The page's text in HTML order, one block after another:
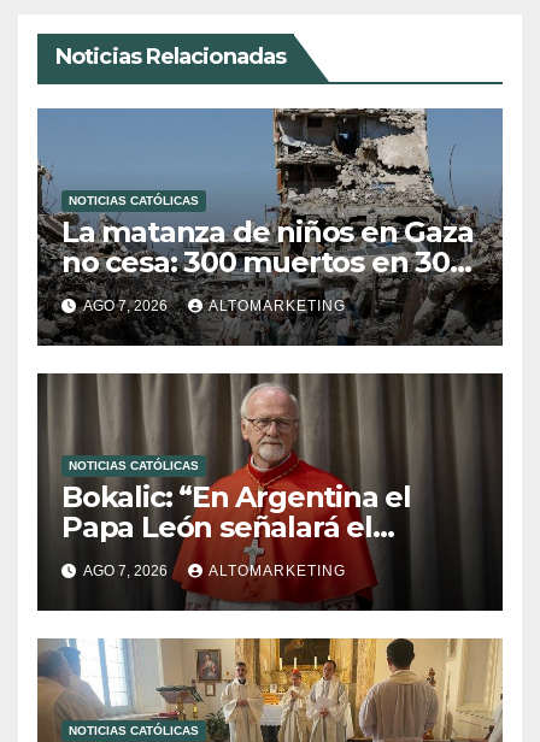
Noticias Relacionadas
NOTICIAS CATÓLICAS
La matanza de niños en Gaza
no cesa: 300 muertos en 300
días
AGO 7, 2026 ALTOMARKETING
NOTICIAS CATÓLICAS
Bokalic: “En Argentina el
Papa León señalará el
compromiso del cristiano”
AGO 7, 2026 ALTOMARKETING
NOTICIAS CATÓLICAS